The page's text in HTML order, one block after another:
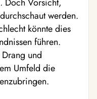
werden.
könnte dies
führen.
und
Umfeld die